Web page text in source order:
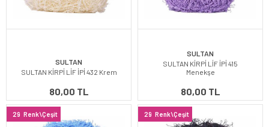
SULTAN
SULTAN KİRPİ LİF İPİ 432 Krem
80,00 TL
SULTAN
SULTAN KİRPİ LİF İPİ 415
Menekşe
80,00 TL
29 Renk\Çeşit 29 Renk\Çeşit